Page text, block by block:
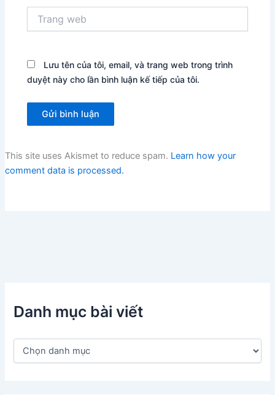
web
Lưu tên của tôi, email, và trang web trong trình
duyệt này cho lần bình luận kế tiếp của tôi.
This site uses Akismet to reduce spam. Learn how your
comment data is processed.
Danh mục bài viết
D